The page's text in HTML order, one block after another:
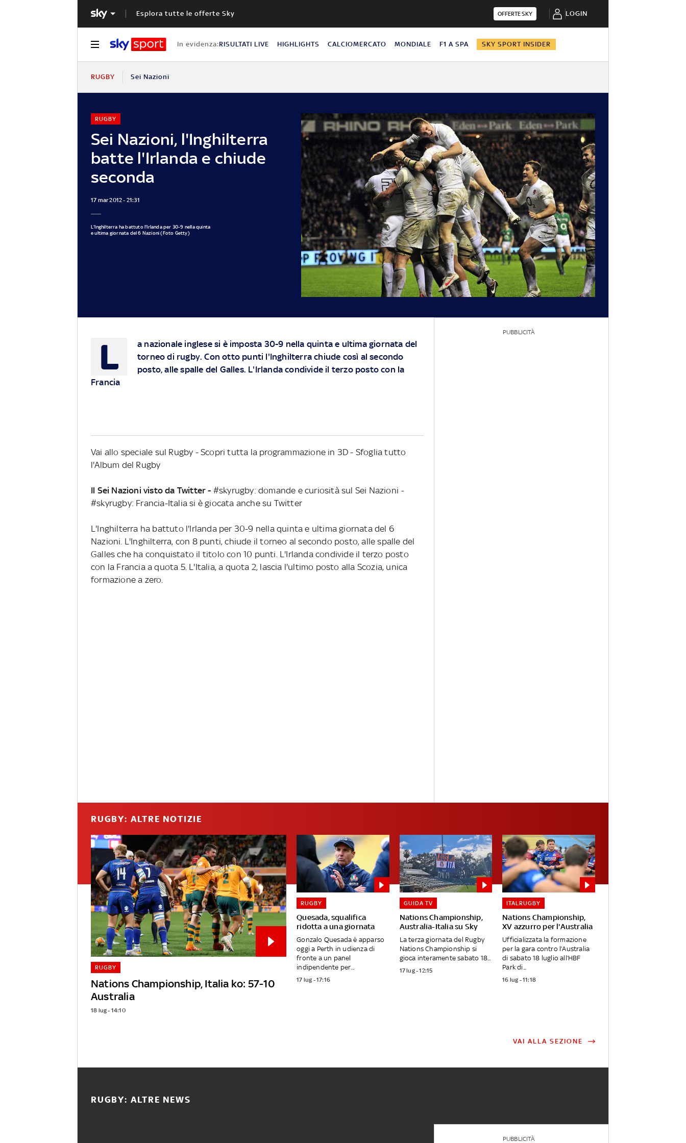
Esplora tutte le offerte Sky OFFERTE SKY LOGIN
In evidenza:RISULTATI LIVE HIGHLIGHTS CALCIOMERCATO MONDIALE F1 A SPA SKY SPORT INSIDER
RUGBY Sei Nazioni
Sei Nazioni, l'Inghilterra
batte l'Irlanda e chiude
seconda
RUGBY
17 mar 2012 - 21:31
L'Inghilterra ha battuto l'Irlanda per 30-9 nella quinta
e ultima giornata del 6 Nazioni (Foto Getty)
L
a nazionale inglese si è imposta 30-9 nella quinta e ultima giornata del
torneo di rugby. Con otto punti l'Inghilterra chiude così al secondo
posto, alle spalle del Galles. L'Irlanda condivide il terzo posto con la
Francia
Vai allo speciale sul Rugby - Scopri tutta la programmazione in 3D - Sfoglia tutto
l'Album del Rugby
Il Sei Nazioni visto da Twitter - #skyrugby: domande e curiosità sul Sei Nazioni -
#skyrugby: Francia-Italia si è giocata anche su Twitter
L'Inghilterra ha battuto l'Irlanda per 30-9 nella quinta e ultima giornata del 6
Nazioni. L'Inghilterra, con 8 punti, chiude il torneo al secondo posto, alle spalle del
Galles che ha conquistato il titolo con 10 punti. L'Irlanda condivide il terzo posto
con la Francia a quota 5. L'Italia, a quota 2, lascia l'ultimo posto alla Scozia, unica
formazione a zero.
PUBBLICITÀ
RUGBY: ALTRE NOTIZIE
Nations Championship, Italia ko: 57-10
Australia
RUGBY
18 lug - 14:10
Quesada, squalifica
ridotta a una giornata
RUGBY
Gonzalo Quesada è apparso
oggi a Perth in udienza di
fronte a un panel
indipendente per...
17 lug - 17:16
Nations Championship,
Australia-Italia su Sky
GUIDA TV
La terza giornata del Rugby
Nations Championship si
gioca interamente sabato 18...
17 lug - 12:15
Nations Championship,
XV azzurro per l'Australia
ITALRUGBY
Ufficializzata la formazione
per la gara contro l’Australia
di sabato 18 luglio all’HBF
Park di...
16 lug - 11:18
VAI ALLA SEZIONE
RUGBY: ALTRE NEWS
PUBBLICITÀ